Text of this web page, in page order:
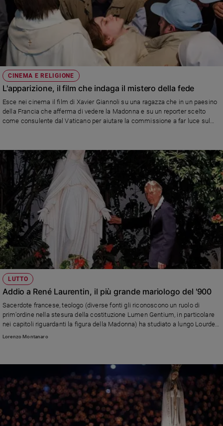
CINEMA E RELIGIONE
L'apparizione, il film che indaga il mistero della fede
Esce nei cinema il film di Xavier Giannoli su una ragazza che in un paesino
della Francia che afferma di vedere la Madonna e su un reporter scelto
come consulente dal Vaticano per aiutare la commissione a far luce sul
dichiarazioni del regista Xavier Giannoli
LUTTO
Addio a René Laurentin, il più grande mariologo del '900
Sacerdote francese, teologo (diverse fonti gli riconoscono un ruolo di
prim'ordine nella stesura della costituzione Lumen Gentium, in particolare
nei capitoli riguardanti la figura della Madonna) ha studiato a lungo Lourdes.
E s'è occupato molto anche di Medjugorje. E' stato a lungo cronista
Lorenzo Montanaro